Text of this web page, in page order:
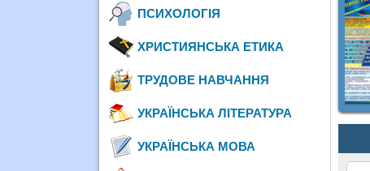
ПСИХОЛОГІЯ
ХРИСТИЯНСЬКА ЕТИКА
ТРУДОВЕ НАВЧАННЯ
УКРАЇНСЬКА ЛІТЕРАТУРА
УКРАЇНСЬКА МОВА